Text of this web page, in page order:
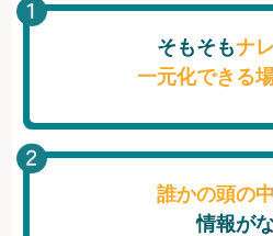
そもそもナ
一元化できる
誰かの頭の中
情報が